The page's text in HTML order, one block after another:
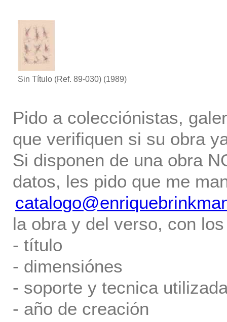
Sin Título (Ref. 89-030) (1989)
Pido a colecciónistas,
que verifiquen si su obra
Si disponen de una obra
datos, les pido que me
la obra y del verso, con
- título
- dimensiónes
- soporte y tecnica
- año de creación